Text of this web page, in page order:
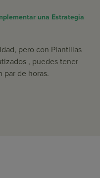
una Estrategia
pero con Plantillas
, puedes tener
par de horas.